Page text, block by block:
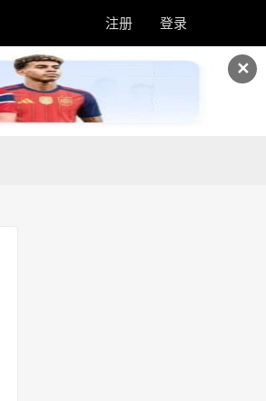
✕
注册 登录